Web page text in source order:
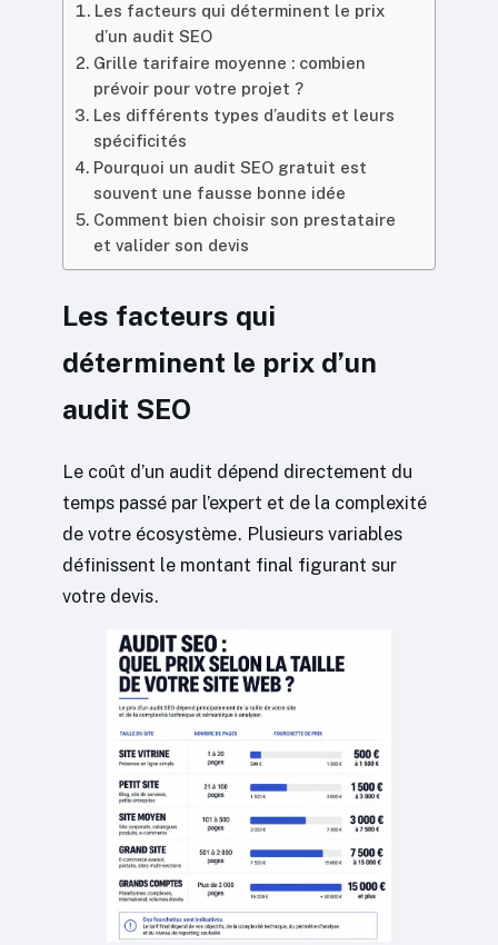
Les facteurs qui déterminent le prix
d’un audit SEO
Grille tarifaire moyenne : combien
prévoir pour votre projet ?
Les différents types d’audits et leurs
spécificités
Pourquoi un audit SEO gratuit est
souvent une fausse bonne idée
Comment bien choisir son prestataire
et valider son devis
Les facteurs qui
déterminent le prix d’un
audit SEO
Le coût d’un audit dépend directement du
temps passé par l’expert et de la complexité
de votre écosystème. Plusieurs variables
définissent le montant final figurant sur
votre devis.